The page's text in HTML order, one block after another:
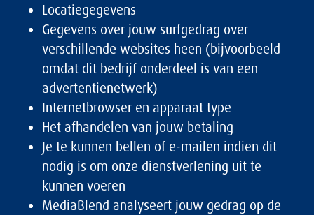
Locatiegegevens
Gegevens over jouw surfgedrag over
verschillende websites heen (bijvoorbeeld
omdat dit bedrijf onderdeel is van een
advertentienetwerk)
Internetbrowser en apparaat type
Het afhandelen van jouw betaling
Je te kunnen bellen of e-mailen indien dit
nodig is om onze dienstverlening uit te
kunnen voeren
MediaBlend analyseert jouw gedrag op de